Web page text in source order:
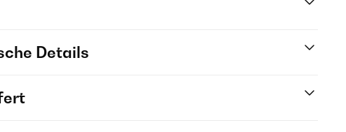
Details